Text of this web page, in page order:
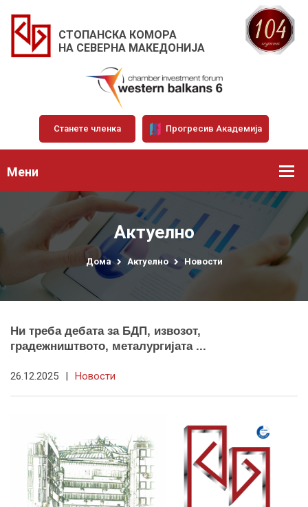
СТОПАНСКА КОМОРА
НА СЕВЕРНА МАКЕДОНИЈА
Станете членка Прогресив Академија
Мени
Актуелно
Дома Актуелно Новости
Ни треба дебата за БДП, извозот,
градежништвото, металургијата ...
26.12.2025 | Новости